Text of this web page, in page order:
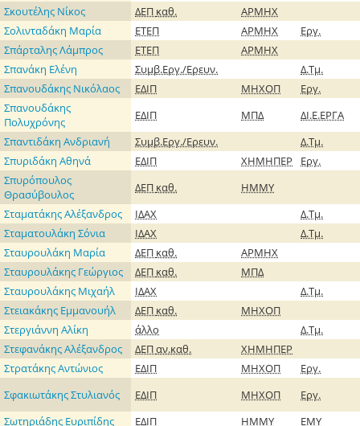
Σκουτέλης Νίκος
ΔΕΠ καθ.
ΑΡΜΗΧ
Σολινταδάκη Μαρία
ΕΤΕΠ ΑΡΜΗΧ
Εργ.
Σπάρταλης Λάμπρος
ΕΤΕΠ
ΑΡΜΗΧ
Σπανάκη Ελένη
Συμβ.Εργ./Ερευν.
Δ.Τμ.
Σπανουδάκης Νικόλαος
ΕΔΙΠ ΜΗΧΟΠ
Εργ.
Σπανουδάκης
Πολυχρόνης
ΕΔΙΠ ΜΠΔ
ΔΙ.Ε.ΕΡΓΑ
Σπαντιδάκη Ανδριανή
Συμβ.Εργ./Ερευν.
Δ.Τμ.
Σπυριδάκη Αθηνά
ΕΔΙΠ ΧΗΜΗΠΕΡ
Εργ.
Σπυρόπουλος
Θρασύβουλος
ΔΕΠ καθ.
ΗΜΜΥ
Σταματάκης Αλέξανδρος
ΙΔΑΧ
Δ.Τμ.
Σταματουλάκη Σόνια
ΙΔΑΧ
Δ.Τμ.
Σταυρουλάκη Μαρία
ΔΕΠ καθ.
ΑΡΜΗΧ
Σταυρουλάκης Γεώργιος
ΔΕΠ καθ.
ΜΠΔ
Σταυρουλάκης Μιχαήλ
ΙΔΑΧ
Δ.Τμ.
Στειακάκης Εμμανουήλ
ΔΕΠ καθ.
ΜΗΧΟΠ
Στεργιάννη Αλίκη
άλλο
Δ.Τμ.
Στεφανάκης Αλέξανδρος
ΔΕΠαν.καθ.
ΧΗΜΗΠΕΡ
Στρατάκης Αντώνιος
ΕΔΙΠ ΜΗΧΟΠ
Εργ.
Σφακιωτάκης Στυλιανός
ΕΔΙΠ ΜΗΧΟΠ
Εργ.
Σωτηριάδης Ευριπίδης
ΕΔΙΠ ΗΜΜΥ ΕΜΥ